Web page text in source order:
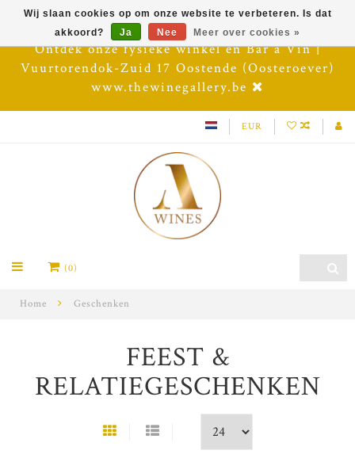
Ontdek onze fysieke winkel en Bar à Vin |
Vuurtorendok-Zuid 17 Oostende (Oosteroever)
www.thewinegallery.be
EUR
(0)
Home Geschenken
FEEST &
RELATIEGESCHENKEN
Wij slaan cookies op om onze website te verbeteren. Is dat
akkoord?
Ja Nee Meer over cookies »